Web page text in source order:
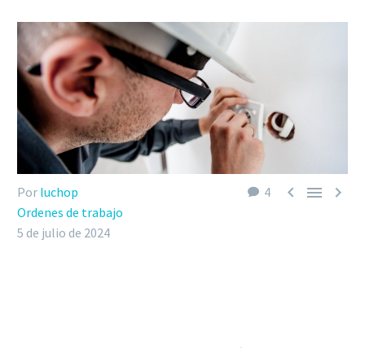
4   
Por luchop
Ordenes de trabajo
5 de julio de 2024